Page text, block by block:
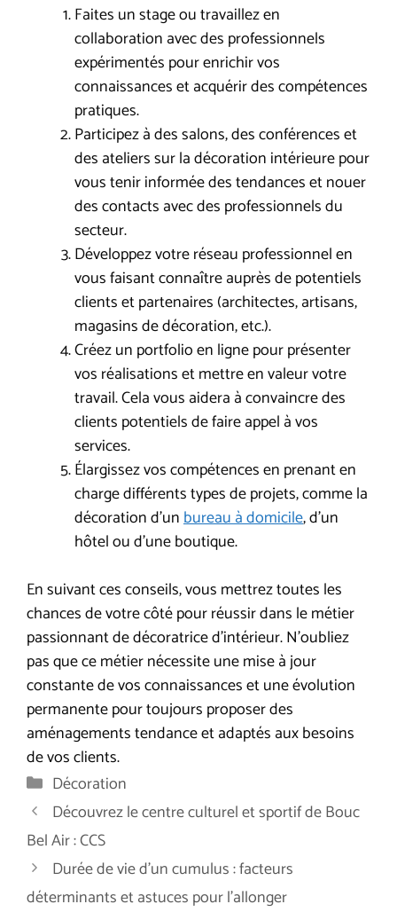
Faites un stage ou travaillez en
collaboration avec des professionnels
expérimentés pour enrichir vos
connaissances et acquérir des compétences
pratiques.
Participez à des salons, des conférences et
des ateliers sur la décoration intérieure pour
vous tenir informée des tendances et nouer
des contacts avec des professionnels du
secteur.
Développez votre réseau professionnel en
vous faisant connaître auprès de potentiels
clients et partenaires (architectes, artisans,
magasins de décoration, etc.).
Créez un portfolio en ligne pour présenter
vos réalisations et mettre en valeur votre
travail. Cela vous aidera à convaincre des
clients potentiels de faire appel à vos
services.
Élargissez vos compétences en prenant en
charge différents types de projets, comme la
décoration d’unbureau à domicile, d’un
hôtel ou d’une boutique.
En suivant ces conseils, vous mettrez toutes les
chances de votre côté pour réussir dans le métier
passionnant de décoratrice d’intérieur. N’oubliez
pas que ce métier nécessite une mise à jour
constante de vos connaissances et une évolution
permanente pour toujours proposer des
aménagements tendance et adaptés aux besoins
de vos clients.
Catégories
Décoration
Découvrez le centre culturel et sportif de Bouc
Bel Air : CCS
Durée de vie d’un cumulus : facteurs
déterminants et astuces pour l’allonger